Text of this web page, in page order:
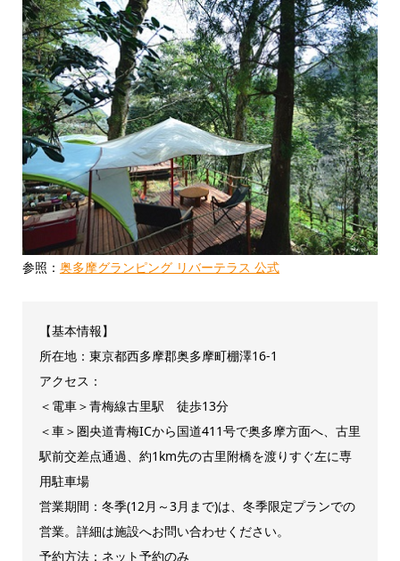
参照： 奥多摩グランピング リバーテラス 公式
【基本情報】
所在地：東京都西多摩郡奥多摩町棚澤16-1
アクセス：
＜電車＞青梅線古里駅 徒歩13分
＜車＞圏央道青梅ICから国道411号で奥多摩方面へ、古里
駅前交差点通過、約1km先の古里附橋を渡りすぐ左に専
用駐車場
営業期間：冬季(12月～3月まで)は、冬季限定プランでの
営業。詳細は施設へお問い合わせください。
予約方法：ネット予約のみ